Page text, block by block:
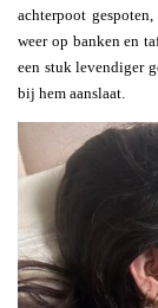
achterpoot
weer op banken en
een stuk levendiger
bij hem aanslaat.